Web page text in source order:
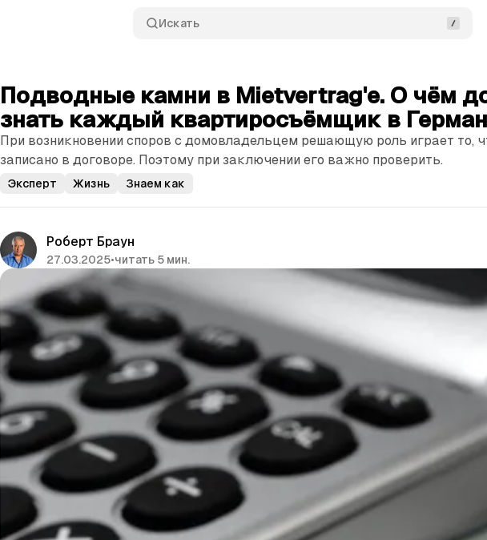
Искать
Подводные камни в Mietvertrag'е. О чём
знать каждый квартиросъёмщик в
При возникновении споров с домовладельцем решающую роль играет то,
записано в договоре. Поэтому при заключении его важно проверить.
Эксперт Жизнь Знаем как
Роберт Браун
27.03.2025•читать 5 мин.